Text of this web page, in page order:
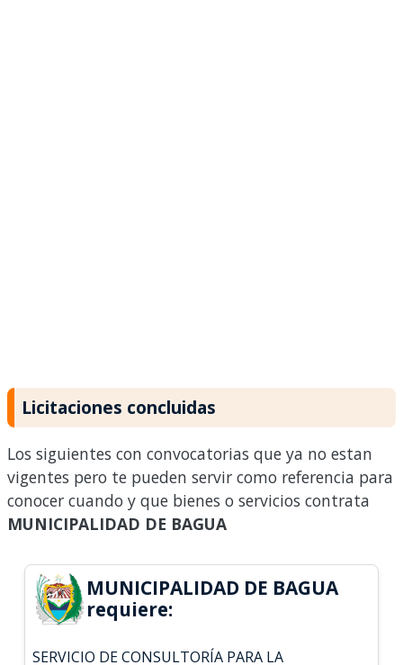
Licitaciones concluidas
Los siguientes con convocatorias que ya no estan
vigentes pero te pueden servir como referencia para
conocer cuando y que bienes o servicios contrata
MUNICIPALIDAD DE BAGUA
MUNICIPALIDAD DE BAGUA
requiere:
SERVICIO DE CONSULTORÍA PARA LA